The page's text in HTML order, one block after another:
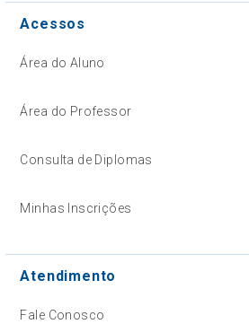
Acessos
Área do Aluno
Área do Professor
Consulta de Diplomas
Minhas Inscrições
Atendimento
Fale Conosco